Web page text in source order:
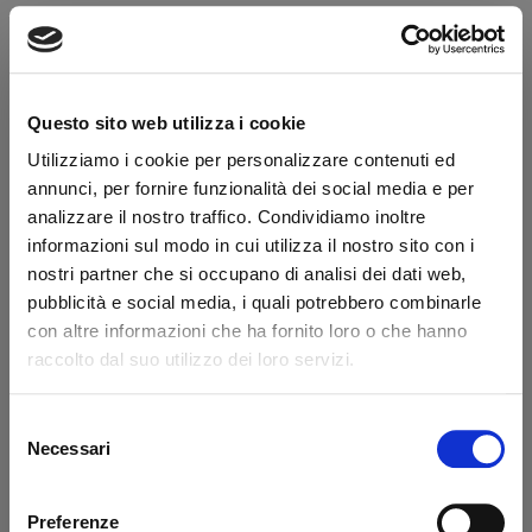
Questo sito web utilizza i cookie
Utilizziamo i cookie per personalizzare contenuti ed
annunci, per fornire funzionalità dei social media e per
analizzare il nostro traffico. Condividiamo inoltre
informazioni sul modo in cui utilizza il nostro sito con i
nostri partner che si occupano di analisi dei dati web,
pubblicità e social media, i quali potrebbero combinarle
con altre informazioni che ha fornito loro o che hanno
raccolto dal suo utilizzo dei loro servizi.
delNecessari
Preferenze
Caratteristiche
Lunghezza (mm) 265
Dicono di noi
Ottimo